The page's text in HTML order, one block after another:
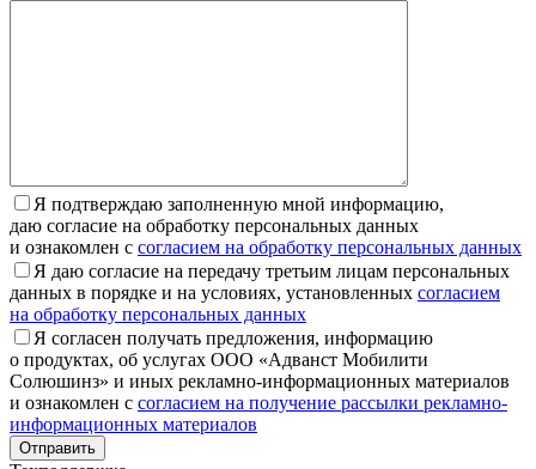
Я подтверждаю заполненную мной информацию,
даю согласие на обработку персональных данных
и ознакомлен с согласием на обработку персональных данных
Я даю согласие на передачу третьим лицам персональных
данных в порядке и на условиях, установленных согласием
на обработку персональных данных
Я согласен получать предложения, информацию
о продуктах, об услугах ООО «Адванст Мобилити
Солюшинз» и иных рекламно-информационных материалов
и ознакомлен с согласием на получение рассылки рекламно-
информационных материалов
Отправить